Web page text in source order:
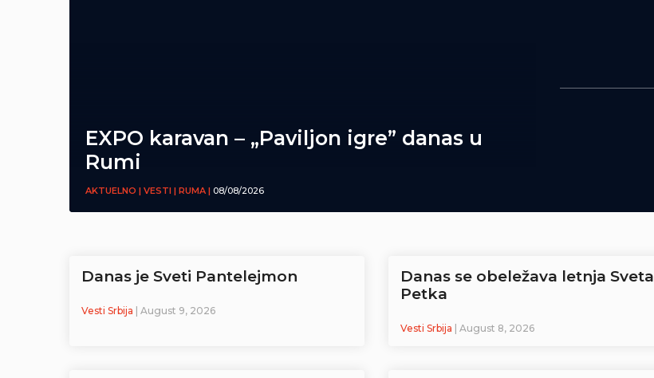
EXPO karavan – „Paviljon igre” danas u
Rumi
AKTUELNO | VESTI | RUMA | 08/08/2026
Danas je Sveti Pantelejmon
Vesti Srbija | August 9, 2026
Danas se obeležava letnja Sveta
Petka
Vesti Srbija | August 8, 2026